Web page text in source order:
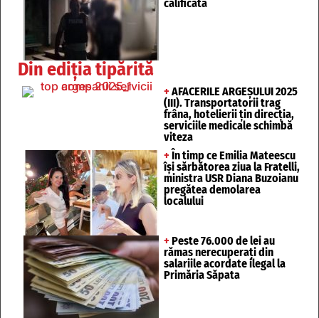
calificată
Din ediția tipărită
+ AFACERILE ARGEȘULUI 2025
(III). Transportatorii trag
frâna, hotelierii țin direcția,
serviciile medicale schimbă
viteza
+ În timp ce Emilia Mateescu
își sărbătorea ziua la Fratelli,
ministra USR Diana Buzoianu
pregătea demolarea
localului
+ Peste 76.000 de lei au
rămas nerecuperați din
salariile acordate ilegal la
Primăria Săpata